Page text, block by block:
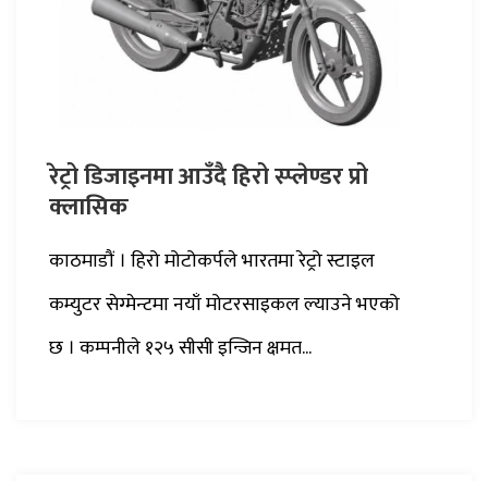
रेट्रो डिजाइनमा आउँदै हिरो स्प्लेण्डर प्रो
क्लासिक
काठमाडौं । हिरो मोटोकर्पले भारतमा रेट्रो स्टाइल
कम्युटर सेग्मेन्टमा नयाँ मोटरसाइकल ल्याउने भएको
छ । कम्पनीले १२५ सीसी इन्जिन क्षमत...